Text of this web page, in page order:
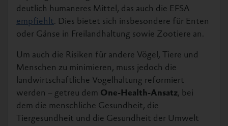
deutlich humaneres Mittel, das auch die EFSA
empfiehlt. Dies bietet sich insbesondere für Enten
oder Gänse in Freilandhaltung sowie Zootiere an.
Um auch die Risiken für andere Vögel, Tiere und
Menschen zu minimieren, muss jedoch die
landwirtschaftliche Vogelhaltung reformiert
werden – getreu dem One-Health-Ansatz, bei
dem die menschliche Gesundheit, die
Tiergesundheit und die Gesundheit der Umwelt